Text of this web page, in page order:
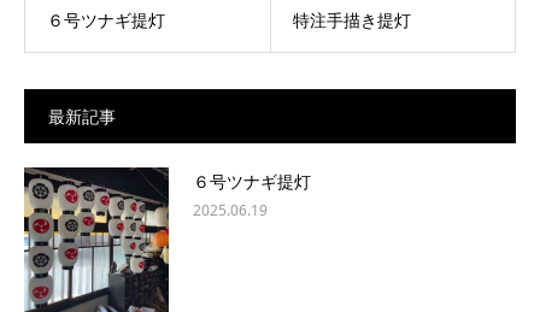
６号ツナギ提灯 特注手描き提灯
最新記事
６号ツナギ提灯
2025.06.19